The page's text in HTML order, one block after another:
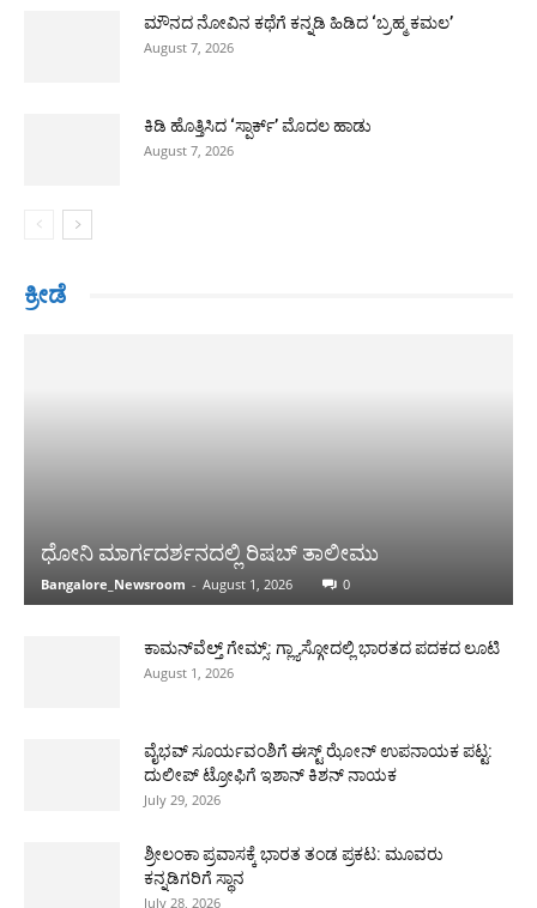
ಮೌನದ ನೋವಿನ ಕಥೆಗೆ ಕನ್ನಡಿ ಹಿಡಿದ ‘ಬ್ರಹ್ಮ ಕಮಲ’
August 7, 2026
ಕಿಡಿ ಹೊತ್ತಿಸಿದ ‘ಸ್ಪಾರ್ಕ್’ ಮೊದಲ ಹಾಡು
August 7, 2026
ಕ್ರೀಡೆ
ಧೋನಿ ಮಾರ್ಗದರ್ಶನದಲ್ಲಿ ರಿಷಬ್ ತಾಲೀಮು
Bangalore_Newsroom - August 1, 2026 0
ಕಾಮನ್‌ವೆಲ್ತ್ ಗೇಮ್ಸ್: ಗ್ಲ್ಯಾಸ್ಗೋದಲ್ಲಿ ಭಾರತದ ಪದಕದ ಲೂಟಿ
August 1, 2026
ವೈಭವ್ ಸೂರ್ಯವಂಶಿಗೆ ಈಸ್ಟ್ ಝೋನ್ ಉಪನಾಯಕ ಪಟ್ಟ:
ದುಲೀಪ್ ಟ್ರೋಫಿಗೆ ಇಶಾನ್ ಕಿಶನ್ ನಾಯಕ
July 29, 2026
ಶ್ರೀಲಂಕಾ ಪ್ರವಾಸಕ್ಕೆ ಭಾರತ ತಂಡ ಪ್ರಕಟ: ಮೂವರು
ಕನ್ನಡಿಗರಿಗೆ ಸ್ಥಾನ
July 28, 2026